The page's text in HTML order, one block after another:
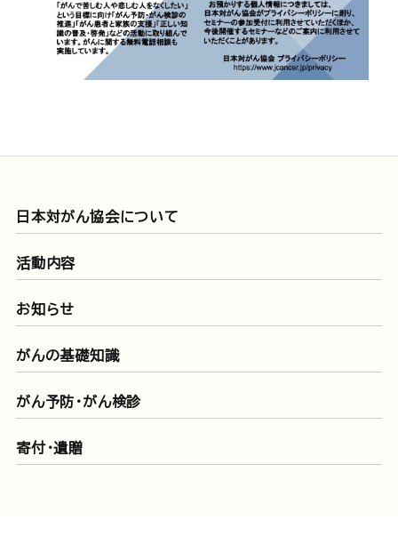
日本対がん協会について
活動内容
お知らせ
がんの基礎知識
がん予防・がん検診
寄付・遺贈